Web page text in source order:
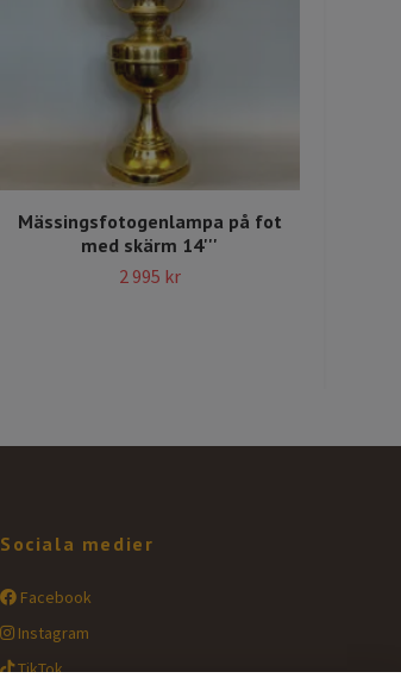
Mässingsfotogenlampa på fot
med skärm 14'''
2 995 kr
Sociala medier
Facebook
Instagram
TikTok